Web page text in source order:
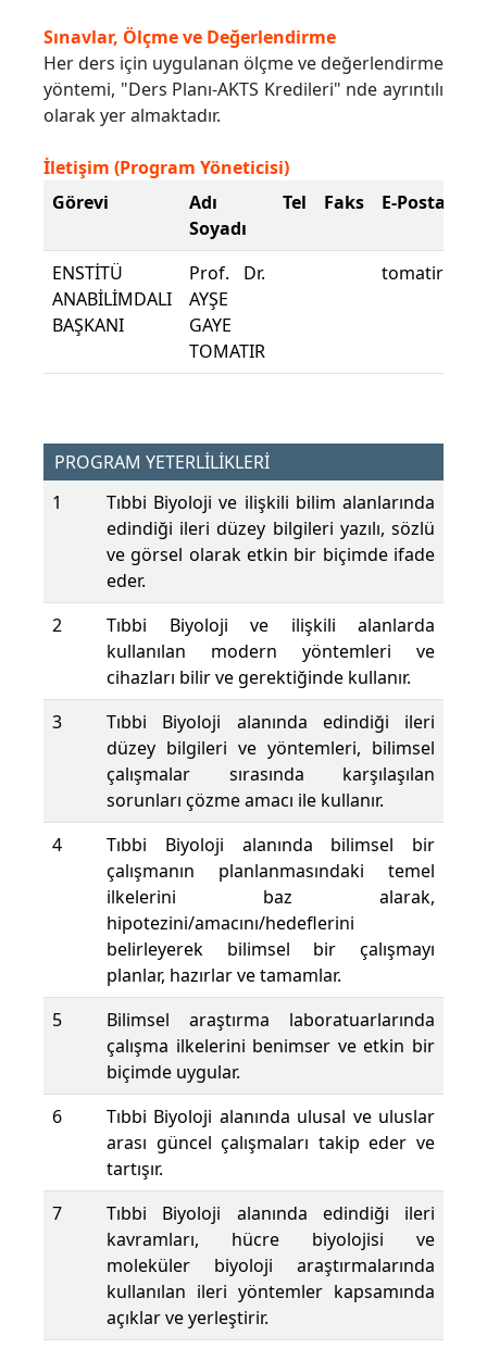
Sınavlar, Ölçme ve Değerlendirme
Her ders için uygulanan ölçme ve değerlendirme
yöntemi, "Ders Planı-AKTS Kredileri" nde ayrıntılı
olarak yer almaktadır.
İletişim (Program Yöneticisi)
Görevi
Adı
Soyadı
Tel Faks E-Posta
ENSTİTÜ
ANABİLİMDALI
BAŞKANI
Prof. Dr.
AYŞE
GAYE
TOMATIR
PROGRAM YETERLİLİKLERİ
1
Tıbbi Biyoloji ve ilişkili bilim alanlarında
edindiği ileri düzey bilgileri yazılı, sözlü
ve görsel olarak etkin bir biçimde ifade
eder.
2
Tıbbi Biyoloji ve ilişkili alanlarda
kullanılan modern yöntemleri ve
cihazları bilir ve gerektiğinde kullanır.
3
Tıbbi Biyoloji alanında edindiği ileri
düzey bilgileri ve yöntemleri, bilimsel
çalışmalar sırasında karşılaşılan
sorunları çözme amacı ile kullanır.
4
Tıbbi Biyoloji alanında bilimsel bir
çalışmanın planlanmasındaki temel
ilkelerini baz alarak,
hipotezini/amacını/hedeflerini
belirleyerek bilimsel bir çalışmayı
planlar, hazırlar ve tamamlar.
5
Bilimsel araştırma laboratuarlarında
çalışma ilkelerini benimser ve etkin bir
biçimde uygular.
6
Tıbbi Biyoloji alanında ulusal ve uluslar
arası güncel çalışmaları takip eder ve
tartışır.
7
Tıbbi Biyoloji alanında edindiği ileri
kavramları, hücre biyolojisi ve
moleküler biyoloji araştırmalarında
kullanılan ileri yöntemler kapsamında
açıklar ve yerleştirir.